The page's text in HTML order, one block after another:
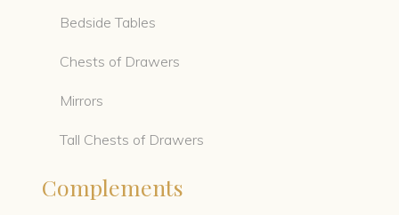
Bedside Tables
Chests of Drawers
Mirrors
Tall Chests of Drawers
Complements